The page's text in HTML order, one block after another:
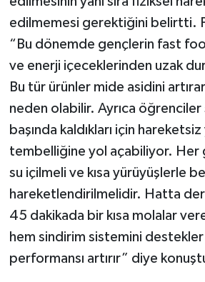
edilmemesi gerektiğini belirtti.
“Bu dönemde gençlerin fast
ve enerji içeceklerinden uzak
Bu tür ürünler mide asidini
neden olabilir. Ayrıca
başında kaldıkları için
tembelliğine yol açabiliyor. Her
su içilmeli ve kısa yürüyüşlerle
hareketlendirilmelidir. Hatta
45 dakikada bir kısa molalar
hem sindirim sistemini destekler
performansı artırır” diye